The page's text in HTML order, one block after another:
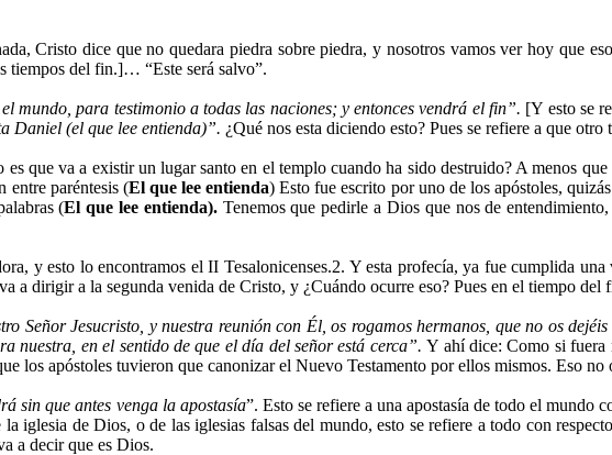
Cristo dice que no quedara piedra sobre piedra, y nosotros vamos ver hoy que
tiempos del fin.]… “Este será salvo”.
mundo, para testimonio a todas las naciones; y entonces vendrá el fin”. [Y esto se
Daniel (el que lee entienda)”. ¿Qué nos esta diciendo esto? Pues se refiere a que
que va a existir un lugar santo en el templo cuando ha sido destruido? A menos
entre paréntesis (El que lee entienda) Esto fue escrito por uno de los apóstoles,
(El que lee entienda). Tenemos que pedirle a Dios que nos de
y esto lo encontramos el II Tesalonicenses.2. Y esta profecía, ya fue cumplida
a dirigir a la segunda venida de Cristo, y ¿Cuándo ocurre eso? Pues en el tiempo del
Señor Jesucristo, y nuestra reunión con Él, os rogamos hermanos, que no os
nuestra, en el sentido de que el día del señor está cerca”.Y ahí dice: Como si fuera
los apóstoles tuvieron que canonizar el Nuevo Testamento por ellos mismos. Eso no
sin que antes venga la apostasía”. Esto se refiere a una apostasía de todo el mundo
iglesia de Dios, o de las iglesias falsas del mundo, esto se refiere a todo con
a decir que es Dios.